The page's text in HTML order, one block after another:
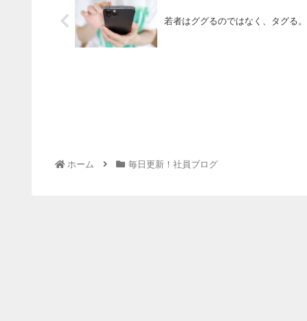
若者はググるのではなく、タグる
ホーム 毎日更新！社員ブログ